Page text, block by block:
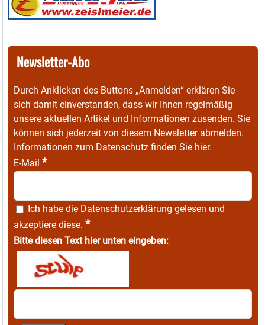
Newsletter-Abo
Durch Anklicken des Buttons „Anmelden“ erklären Sie
sich damit einverstanden, dass wir Ihnen regelmäßig
unsere aktuellen Artikel und Informationen zusenden. Sie
können sich jederzeit von diesem Newsletter abmelden.
Informationen zum Datenschutz finden Sie hier.
E-Mail *
Ich habe die Datenschutzerklärung gelesen und
akzeptiere diese. *
Bitte diesen Text hier unten eingeben: